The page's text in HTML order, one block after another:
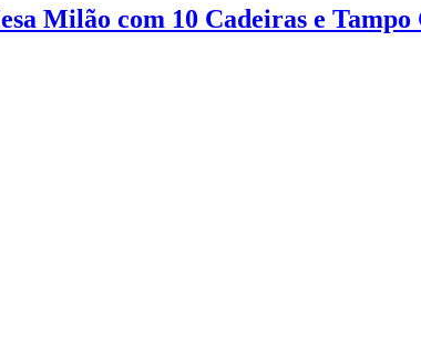
Milão com 10 Cadeiras e